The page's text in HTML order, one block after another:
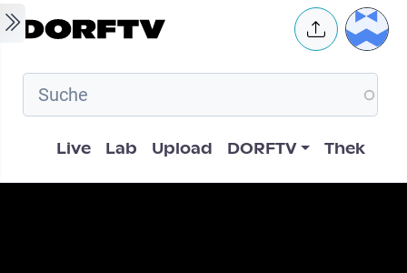
Skip to main content User
Hauptnavigation
Live Lab Upload DORFTV Thek